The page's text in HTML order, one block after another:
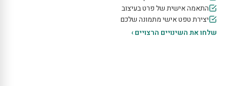
התאמה אישית של פרט בעיצוב
יצירת טפט אישי מתמונה שלכם
שלחו את השינויים הרצויים ›